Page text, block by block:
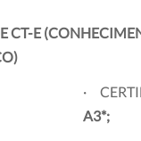
CT-E
·
A3*;